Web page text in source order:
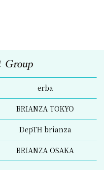
erba
BRIANZA TOKYO
DepTH brianza
BRIANZA OSAKA